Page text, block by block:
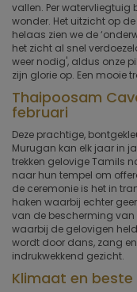
vallen. Per watervliegtuig
wonder. Het uitzicht op
helaas zien we de
het zicht al snel
weer nodig', aldus onze
zijn glorie op. Een mooie
Thaipoosam
februari
Deze prachtige,
Murugan kan elk jaar in
trekken gelovige Tamils
naar hun tempel om
de ceremonie is het in
haken waarbij echter
van de bescherming van
waarbij de gelovigen
wordt door dans, zang
indrukwekkend gezicht.
Klimaat en